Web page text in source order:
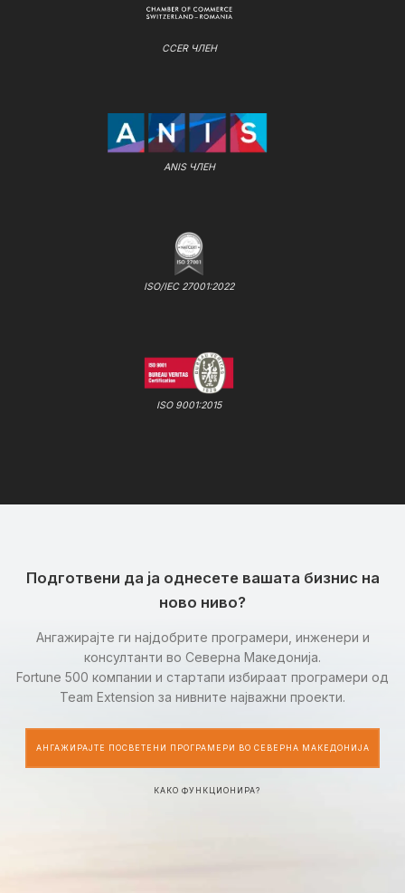
CCER ЧЛЕН
ANIS ЧЛЕН
ISO/IEC 27001:2022
ISO 9001:2015
Подготвени да ја однесете вашата бизнис на
ново ниво?
Ангажирајте ги најдобрите програмери, инженери и
консултанти во Северна Македонија.
Fortune 500 компании и стартапи избираат програмери од
Team Extension за нивните најважни проекти.
АНГАЖИРАЈТЕ ПОСВЕТЕНИ ПРОГРАМЕРИ ВО СЕВЕРНА МАКЕДОНИЈА
КАКО ФУНКЦИОНИРА?